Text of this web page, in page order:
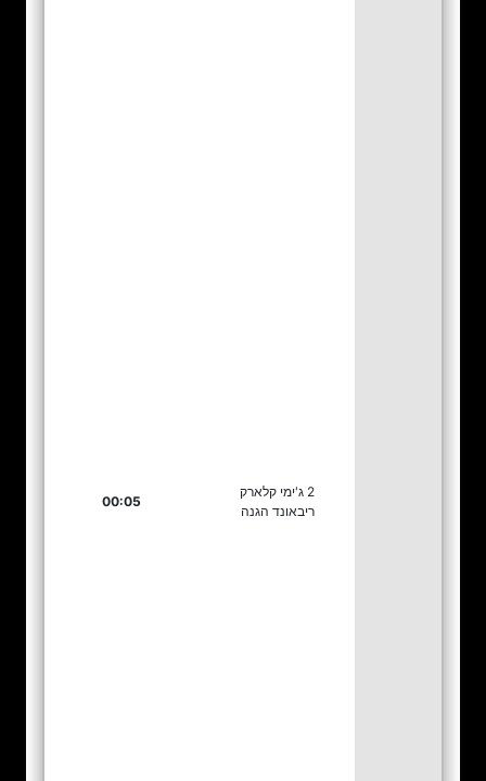
2 ג'ימי קלארק
ריבאונד הגנה
00:05